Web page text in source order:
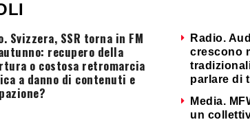
Svizzera, SSR torna in FM
recupero della
o costosa retromarcia
a danno di contenuti e
Radio.
crescono
parlare di
Media.
un